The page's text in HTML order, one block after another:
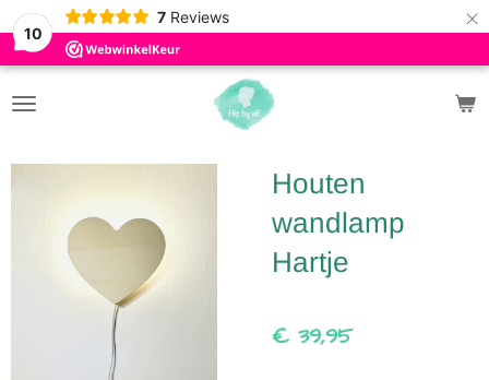
10
7 Reviews ×
Houten
wandlamp
Hartje
€ 39,95